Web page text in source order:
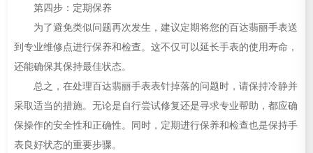
第四步：定期保养
为了避免类似问题再次发生，建议定期将您的百达翡丽手表送
到专业维修点进行保养和检查。这不仅可以延长手表的使用寿命，
还能确保其保持最佳状态。
总之，在处理百达翡丽手表表针掉落的问题时，请保持冷静并
采取适当的措施。无论是自行尝试修复还是寻求专业帮助，都应确
保操作的安全性和正确性。同时，定期进行保养和检查也是保持手
表良好状态的重要步骤。